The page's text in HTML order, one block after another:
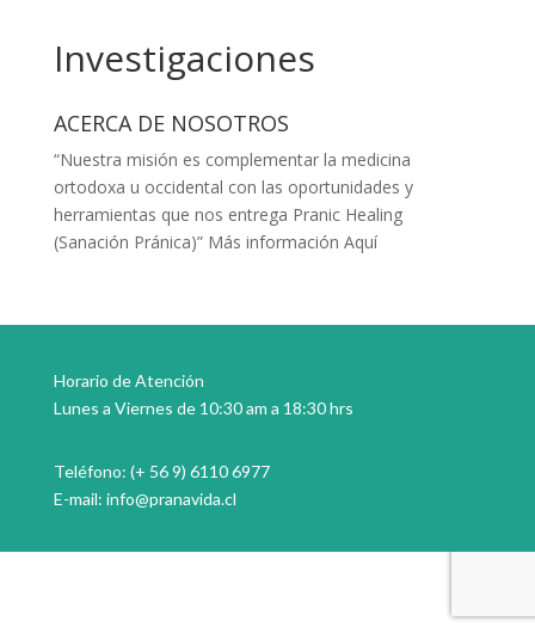
Investigaciones
ACERCA DE NOSOTROS
“Nuestra misión es complementar la medicina
ortodoxa u occidental con las oportunidades y
herramientas que nos entrega Pranic Healing
(Sanación Pránica)” Más información Aquí
Horario de Atención
Lunes a Viernes de 10:30 am a 18:30 hrs
Teléfono: (+ 56 9) 6110 6977
E-mail: info@pranavida.cl